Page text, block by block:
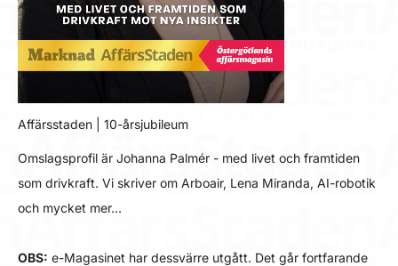
Affärsstaden | 10-årsjubileum
Omslagsprofil är Johanna Palmér - med livet och framtiden
som drivkraft. Vi skriver om Arboair, Lena Miranda, AI-robotik
och mycket mer…
OBS: e-Magasinet har dessvärre utgått. Det går fortfarande